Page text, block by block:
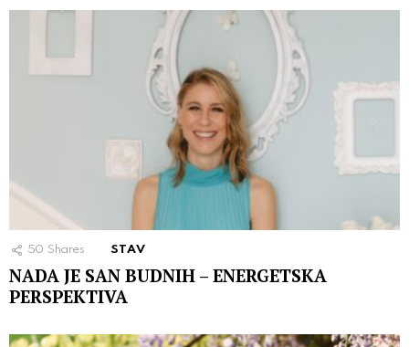
50 Shares STAV
NADA JE SAN BUDNIH – ENERGETSKA
PERSPEKTIVA